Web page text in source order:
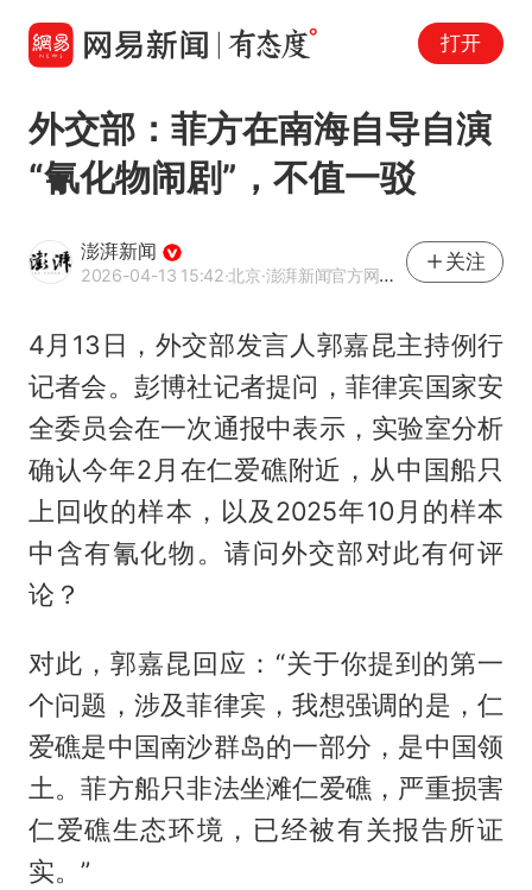
打开
外交部：菲方在南海自导自演
“氰化物闹剧”，不值一驳
澎湃新闻
2026-04-13 15:42·北京·澎湃新闻官方网易号
关注
4月13日，外交部发言人郭嘉昆主持例行
记者会。彭博社记者提问，菲律宾国家安
全委员会在一次通报中表示，实验室分析
确认今年2月在仁爱礁附近，从中国船只
上回收的样本，以及2025年10月的样本
中含有氰化物。请问外交部对此有何评
论？
对此，郭嘉昆回应：“关于你提到的第一
个问题，涉及菲律宾，我想强调的是，仁
爱礁是中国南沙群岛的一部分，是中国领
土。菲方船只非法坐滩仁爱礁，严重损害
仁爱礁生态环境，已经被有关报告所证
实。”